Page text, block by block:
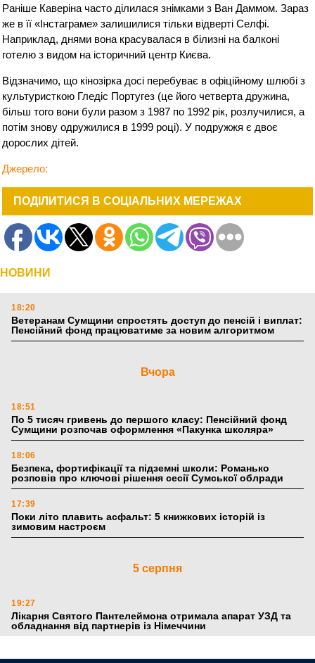
Раніше Каверіна часто ділилася знімками з Ван Даммом. Зараз
же в її «Інстаграме» залишилися тільки відверті Селфі.
Наприклад, днями вона красувалася в білизні на балконі
готелю з видом на історичний центр Києва.
Відзначимо, що кінозірка досі перебуває в офіційному шлюбі з
культуристкою Гледіс Португез (це його четверта дружина,
більш того вони були разом з 1987 по 1992 рік, розлучилися, а
потім знову одружилися в 1999 році). У подружжя є двоє
дорослих дітей.
Джерело:
ПОДІЛИТИСЯ В СОЦІАЛЬНИХ МЕРЕЖАХ
НОВИНИ
18:20
Ветеранам Сумщини спростять доступ до пенсій і виплат:
Пенсійний фонд працюватиме за новим алгоритмом
Вчора
18:51
По 5 тисяч гривень до першого класу: Пенсійний фонд
Сумщини розпочав оформлення «Пакунка школяра»
18:06
Безпека, фортифікації та підземні школи: Романько
розповів про ключові рішення сесії Сумської облради
17:39
Поки літо плавить асфальт: 5 книжкових історій із
зимовим настроєм
5 серпня
19:27
Лікарня Святого Пантелеймона отримала апарат УЗД та
обладнання від партнерів із Німеччини